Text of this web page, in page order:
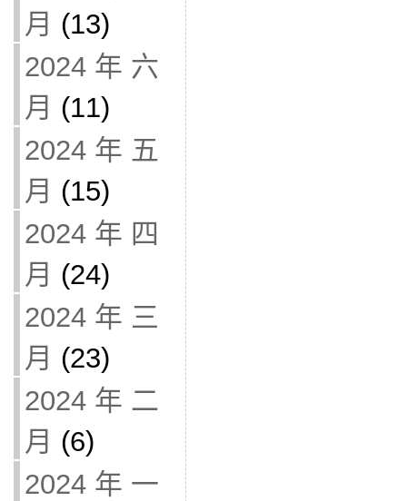
月 (13)
2024 年 六
月 (11)
2024 年 五
月 (15)
2024 年 四
月 (24)
2024 年 三
月 (23)
2024 年 二
月 (6)
2024 年 一